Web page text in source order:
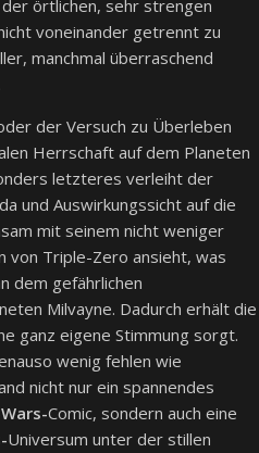
örtlichen, sehr strengen
voneinander getrennt zu
manchmal überraschend
der Versuch zu Überleben
Herrschaft auf dem Planeten
letzteres verleiht der
und Auswirkungssicht auf die
mit seinem nicht weniger
von Triple-Zero ansieht, was
dem gefährlichen
Milvayne. Dadurch erhält die
ganz eigene Stimmung sorgt.
wenig fehlen wie
nicht nur ein spannendes
Comic, sondern auch eine
Universum unter der stillen